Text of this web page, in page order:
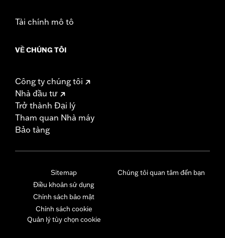
Tài chính mô tô
VỀ CHÚNG TÔI
Công ty chúng tôi
Nhà đầu tư
Trở thành Đại lý
Tham quan Nhà máy
Bảo tàng
Sitemap
Điều khoản sử dụng
Chính sách bảo mật
Chính sách cookie
Quản lý tùy chọn cookie
Chúng tôi quan tâm đến bạn